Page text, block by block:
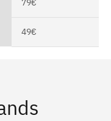
49€